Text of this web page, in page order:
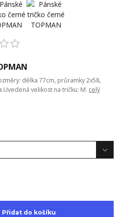
délka 77cm, průramky 2x58,
velikost na tričku: M. celý
Přidat do košíku